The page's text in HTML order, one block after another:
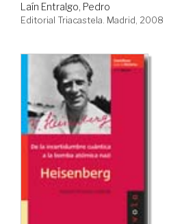
Laín Entralgo, Pedro
Editorial Triacastela. Madrid, 2008